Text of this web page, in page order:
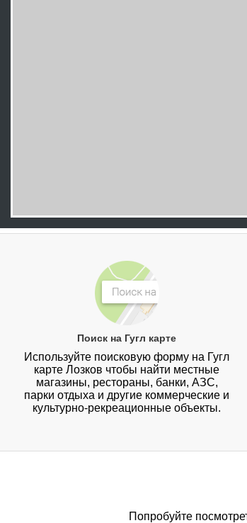
Поиск на Гугл карте
Используйте поисковую форму на Гугл
карте Лозков чтобы найти местные
магазины, рестораны, банки, АЗС,
парки отдыха и другие коммерческие и
культурно-рекреационные объекты.
Попробуйте